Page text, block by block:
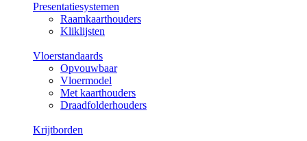
Presentatiesystemen
Raamkaarthouders
Kliklijsten
Vloerstandaards
Opvouwbaar
Vloermodel
Met kaarthouders
Draadfolderhouders
Krijtborden